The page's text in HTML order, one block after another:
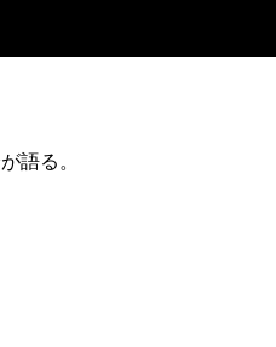
語る。